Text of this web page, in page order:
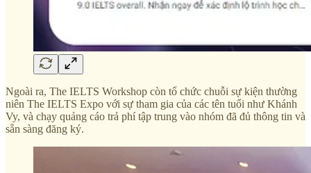
Ngoài ra, The IELTS Workshop còn tổ chức chuỗi sự kiện thường
niên The IELTS Expo với sự tham gia của các tên tuổi như Khánh
Vy, và chạy quảng cáo trả phí tập trung vào nhóm đã đủ thông tin và
sẵn sàng đăng ký.